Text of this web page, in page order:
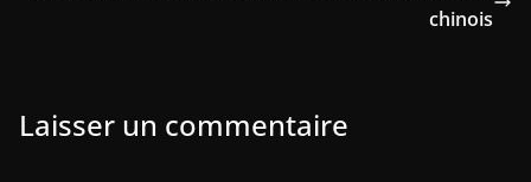
chinois
Laisser un commentaire